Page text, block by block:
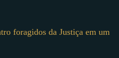
foragidos da Justiça em um